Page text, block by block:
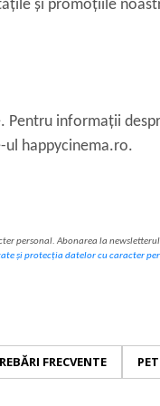
și promoțiile
Pentru informații
happycinema.ro.
personal. Abonarea la newsletterul
și protecția datelor cu caracter
FRECVENTE